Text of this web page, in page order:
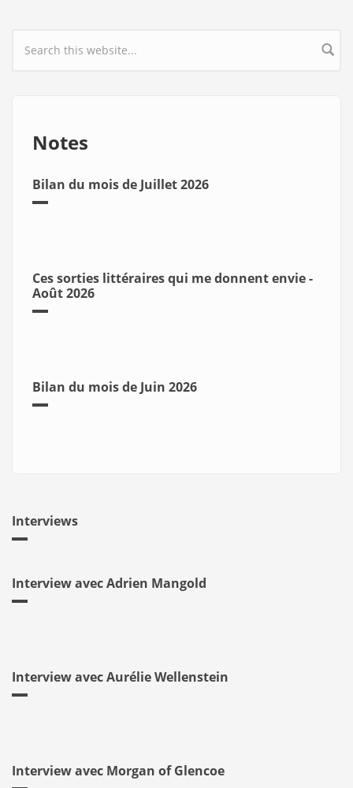
Search form
Notes
Bilan du mois de Juillet 2026
Ces sorties littéraires qui me donnent envie -
Août 2026
Bilan du mois de Juin 2026
Interviews
Interview avec Adrien Mangold
Interview avec Aurélie Wellenstein
Interview avec Morgan of Glencoe